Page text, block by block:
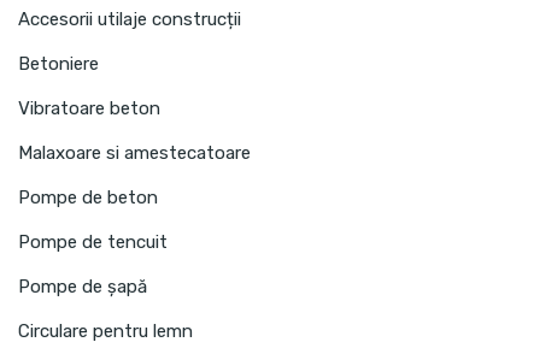
Accesorii utilaje construcții
Betoniere
Vibratoare beton
Malaxoare si amestecatoare
Pompe de beton
Pompe de tencuit
Pompe de șapă
Circulare pentru lemn